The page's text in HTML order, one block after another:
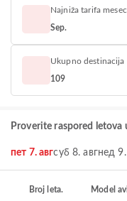
Najniža tarifa mesec
Sep.
Ukupno destinacija
109
Proverite raspored
пет 7. авгсуб 8. авгнед 9.
Broj leta. Model